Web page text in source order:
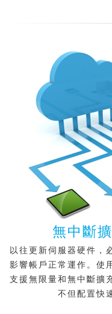
無中斷
以往更新伺服器硬件，
影響帳戶正常運作。使
支援無限量和無中斷擴
不但配置快